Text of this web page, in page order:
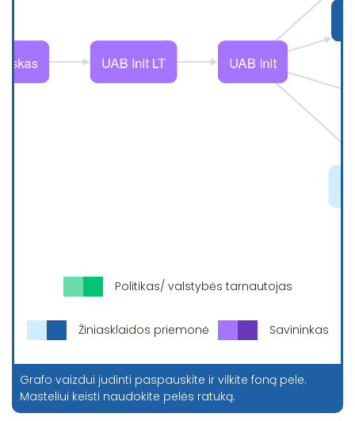
Politikas/ valstybės tarnautojas
Žiniasklaidos priemonė Savininkas
Grafo vaizdui judinti paspauskite ir vilkite foną pele.
Masteliui keisti naudokite pelės ratuką.